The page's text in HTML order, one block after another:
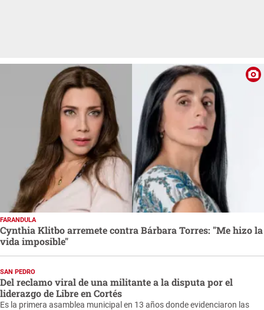
FARANDULA
Cynthia Klitbo arremete contra Bárbara Torres: "Me hizo la
vida imposible"
SAN PEDRO
Del reclamo viral de una militante a la disputa por el
liderazgo de Libre en Cortés
Es la primera asamblea municipal en 13 años donde evidenciaron las